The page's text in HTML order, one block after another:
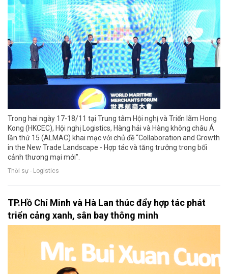
Trong hai ngày 17-18/11 tại Trung tâm Hội nghị và Triển lãm Hong
Kong (HKCEC), Hội nghị Logistics, Hàng hải và Hàng không châu Á
lần thứ 15 (ALMAC) khai mạc với chủ đề “Collaboration and Growth
in the New Trade Landscape - Hợp tác và tăng trưởng trong bối
cảnh thương mại mới”.
Thời sự - Logistics
TP.Hồ Chí Minh và Hà Lan thúc đẩy hợp tác phát
triển cảng xanh, sân bay thông minh